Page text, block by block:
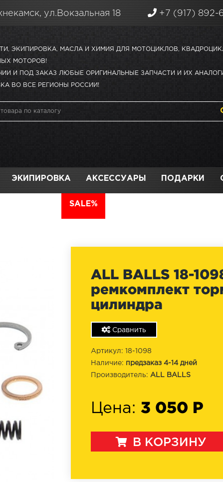
ул.Вокзальная 18 +7 (917) 892-
ЭКИПИРОВКА, МАСЛА И ХИМИЯ ДЛЯ МОТОЦИКЛОВ,
МОТОРОВ!
И ПОД ЗАКАЗ ЛЮБЫЕ ОРИГИНАЛЬНЫЕ ЗАПЧАСТИ И ИХ
ВО ВСЕ РЕГИОНЫ РОССИИ!
ЭКИПИРОВКА АКСЕССУАРЫ ПОДАРКИ
SALE%
ALL BALLS 18-
ремкомплект
цилиндра
Сравнить
Артикул: 18-1098
Наличие: предзаказ 4-14 дней
Производитель: ALL BALLS
Цена: 3 050 Р
В КОРЗИНУ